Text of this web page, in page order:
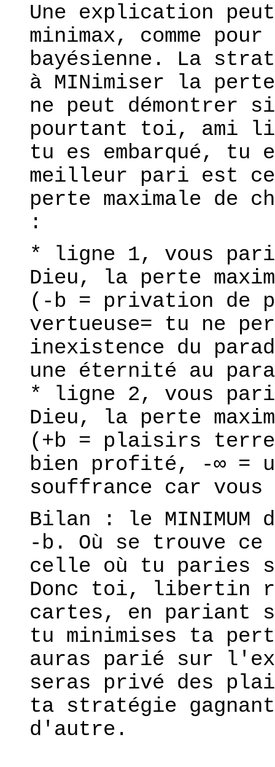
Une explication
minimax, comme
bayésienne. La
à MINimiser la
ne peut démontrer
pourtant toi, ami
tu es embarqué, tu
meilleur pari est
perte maximale de
:
* ligne 1, vous
Dieu, la perte
(-b = privation de
vertueuse= tu ne
inexistence du
une éternité au
* ligne 2, vous
Dieu, la perte
(+b = plaisirs
bien profité, -∞ =
souffrance car
Bilan : le
-b. Où se trouve
celle où tu paries
Donc toi, libertin
cartes, en pariant
tu minimises ta
auras parié sur
seras privé des
ta stratégie
d'autre.